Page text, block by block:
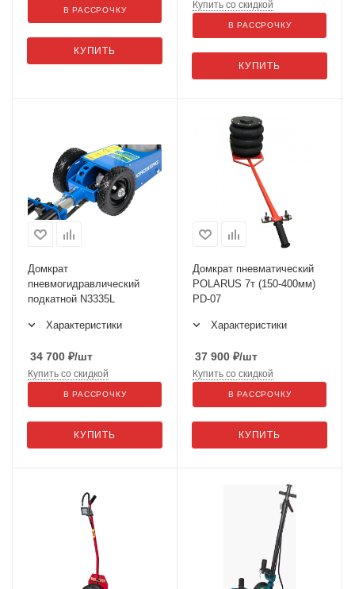
КУПИТЬ
В РАССРОЧКУ
КУПИТЬ
Купить со скидкой
В РАССРОЧКУ
Домкрат
пневмогидравлический
подкатной N3335L
Характеристики
34 700 ₽/шт
КУПИТЬ
Купить со скидкой
В РАССРОЧКУ
Домкрат пневматический
POLARUS 7т (150-400мм)
PD-07
Характеристики
37 900 ₽/шт
КУПИТЬ
Купить со скидкой
В РАССРОЧКУ